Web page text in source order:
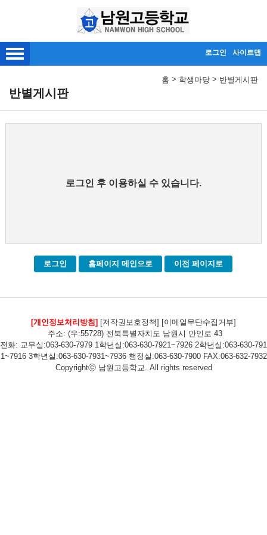
로그인 사이트맵
홈 > 학생마당 > 반별게시판
반별게시판
로그인 후 이용하실 수 있습니다.
로그인 홈페이지 메인으로 이전 페이지로
[개인정보처리방침] [저작권보호정책] [이메일무단수집거부]
주소: (우:55728) 전북특별자치도 남원시 만인로 43
전화: 교무실:063-630-7979 1학년실:063-630-7921~7926 2학년실:063-630-791
1~7916 3학년실:063-630-7931~7936 행정실:063-630-7900 FAX:063-632-7932
Copyrightⓒ 남원고등학교. All rights reserved